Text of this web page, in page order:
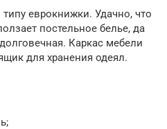
еврокнижки. Удачно, что
постельное белье, да
Каркас мебели
для хранения одеял.